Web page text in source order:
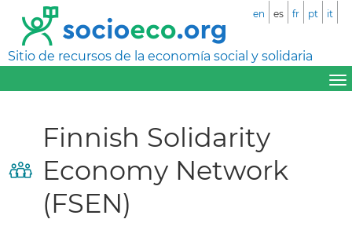
Sitio de recursos de la economía social y solidaria
en es fr pt it
Finnish Solidarity
Economy Network
(FSEN)